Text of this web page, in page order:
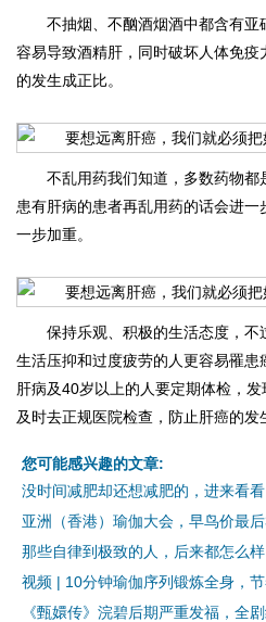
不抽烟、不酗酒烟酒中都含有
容易导致酒精肝，同时破坏人体免
的发生成正比。
不乱用药我们知道，多数药物
患有肝病的患者再乱用药的话会进
一步加重。
保持乐观、积极的生活态度，
生活压抑和过度疲劳的人更容易罹
肝病及40岁以上的人要定期体检，发
及时去正规医院检查，防止肝癌的发
您可能感兴趣的文章:
没时间减肥却还想减肥的，进来看看
亚洲（香港）瑜伽大会，早鸟价最后
那些自律到极致的人，后来都怎么样
视频 | 10分钟瑜伽序列锻炼全身，
《甄嬛传》浣碧后期严重发福，全